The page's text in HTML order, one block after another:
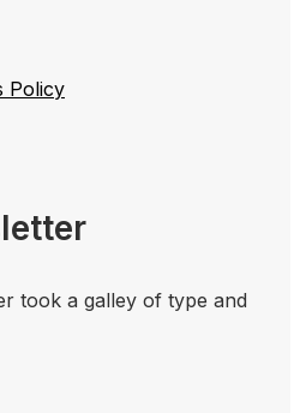
Policy
took a galley of type and